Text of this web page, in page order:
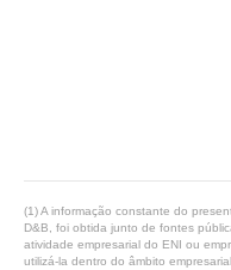
(1) A informação constante do
D&B, foi obtida junto de fontes
atividade empresarial do ENI ou
utilizá-la dentro do âmbito